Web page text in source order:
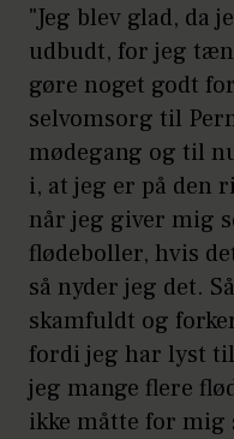
"Jeg blev glad, da
udbudt, for jeg
gøre noget godt
selvomsorg til
mødegang og til
i, at jeg er på den
når jeg giver mig
flødeboller, hvis
så nyder jeg det.
skamfuldt og
fordi jeg har lyst
jeg mange flere
ikke måtte for mig